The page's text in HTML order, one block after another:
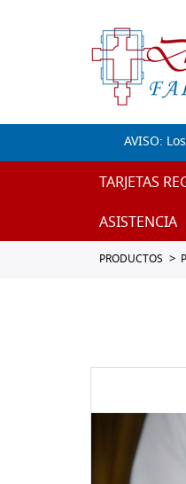
AVISO:
TARJETAS
ASISTENCIA
PRODUCTOS